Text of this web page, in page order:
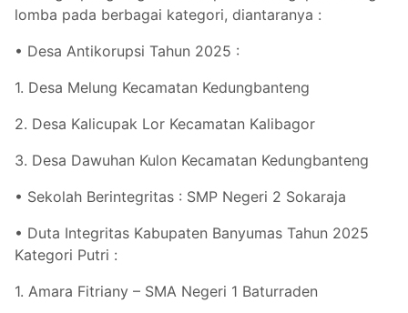
lomba pada berbagai kategori, diantaranya :
• Desa Antikorupsi Tahun 2025 :
1. Desa Melung Kecamatan Kedungbanteng
2. Desa Kalicupak Lor Kecamatan Kalibagor
3. Desa Dawuhan Kulon Kecamatan Kedungbanteng
• Sekolah Berintegritas : SMP Negeri 2 Sokaraja
• Duta Integritas Kabupaten Banyumas Tahun 2025
Kategori Putri :
1. Amara Fitriany – SMA Negeri 1 Baturraden